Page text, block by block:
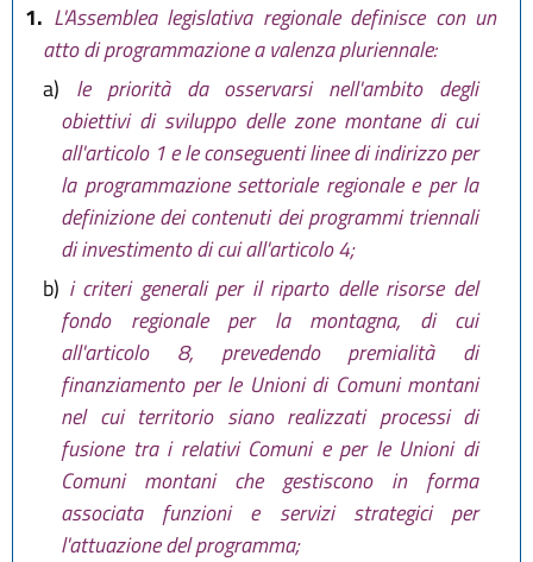
1. L'Assemblea legislativa regionale definisce con un
atto di programmazione a valenza pluriennale:
a) le priorità da osservarsi nell'ambito degli
obiettivi di sviluppo delle zone montane di cui
all'articolo 1 e le conseguenti linee di indirizzo per
la programmazione settoriale regionale e per la
definizione dei contenuti dei programmi triennali
di investimento di cui all'articolo 4;
b) i criteri generali per il riparto delle risorse del
fondo regionale per la montagna, di cui
all'articolo 8, prevedendo premialità di
finanziamento per le Unioni di Comuni montani
nel cui territorio siano realizzati processi di
fusione tra i relativi Comuni e per le Unioni di
Comuni montani che gestiscono in forma
associata funzioni e servizi strategici per
l'attuazione del programma;